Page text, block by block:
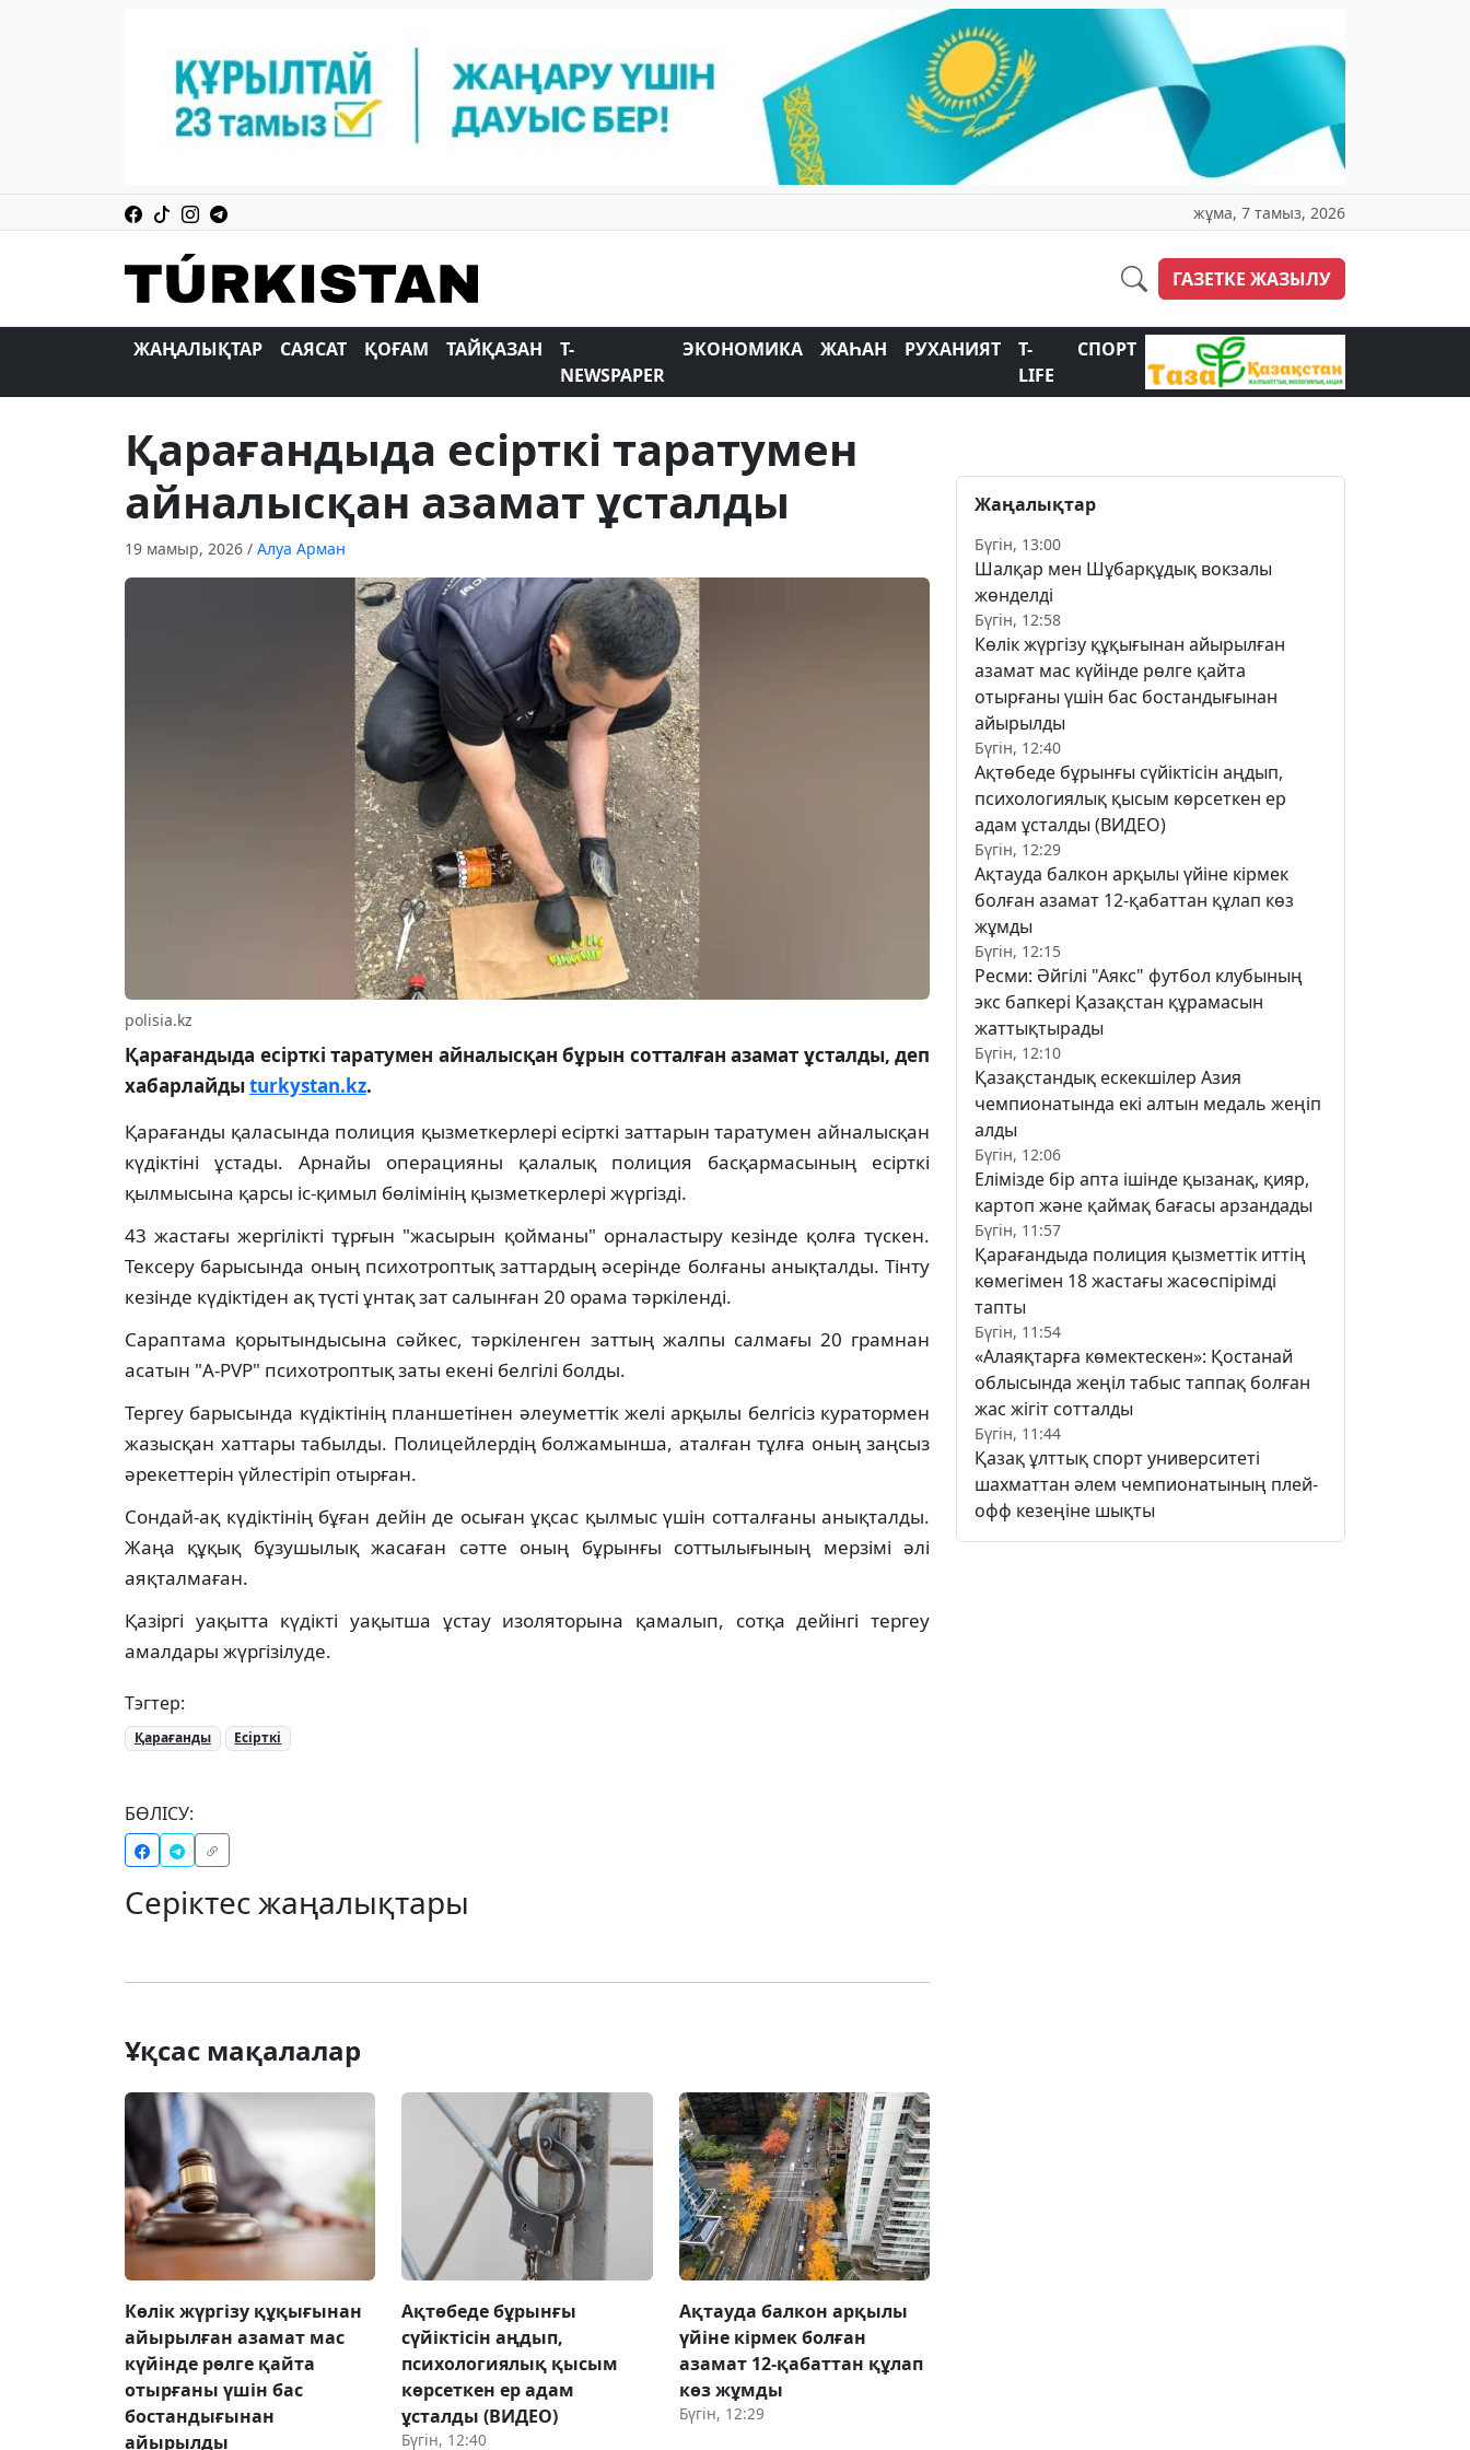
жұма, 7 тамыз, 2026
ГАЗЕТКЕ ЖАЗЫЛУ
ЖАҢАЛЫҚТАР САЯСАТ ҚОҒАМ ТАЙҚАЗАН
T-
NEWSPAPER
ЭКОНОМИКА ЖАҺАН РУХАНИЯТ
T-
LIFE
СПОРТ
Қарағандыда есірткі таратумен
айналысқан азамат ұсталды
19 мамыр, 2026 / Алуа Арман
polisia.kz
Қарағандыда есірткі таратумен айналысқан бұрын сотталған азамат ұсталды, деп
хабарлайдыturkystan.kz.
Қарағанды қаласында полиция қызметкерлері есірткі заттарын таратумен айналысқан
күдіктіні ұстады. Арнайы операцияны қалалық полиция басқармасының есірткі
қылмысына қарсы іс-қимыл бөлімінің қызметкерлері жүргізді.
43 жастағы жергілікті тұрғын "жасырын қойманы" орналастыру кезінде қолға түскен.
Тексеру барысында оның психотроптық заттардың әсерінде болғаны анықталды. Тінту
кезінде күдіктіден ақ түсті ұнтақ зат салынған 20 орама тәркіленді.
Сараптама қорытындысына сәйкес, тәркіленген заттың жалпы салмағы 20 грамнан
асатын "A-PVP" психотроптық заты екені белгілі болды.
Тергеу барысында күдіктінің планшетінен әлеуметтік желі арқылы белгісіз куратормен
жазысқан хаттары табылды. Полицейлердің болжамынша, аталған тұлға оның заңсыз
әрекеттерін үйлестіріп отырған.
Сондай-ақ күдіктінің бұған дейін де осыған ұқсас қылмыс үшін сотталғаны анықталды.
Жаңа құқық бұзушылық жасаған сәтте оның бұрынғы соттылығының мерзімі әлі
аяқталмаған.
Қазіргі уақытта күдікті уақытша ұстау изоляторына қамалып, сотқа дейінгі тергеу
амалдары жүргізілуде.
Тэгтер:
Қарағанды Есірткі
БӨЛІСУ:
Серіктес жаңалықтары
Ұқсас мақалалар
Көлік жүргізу құқығынан
айырылған азамат мас
күйінде рөлге қайта
отырғаны үшін бас
бостандығынан
айырылды
Ақтөбеде бұрынғы
сүйіктісін аңдып,
психологиялық қысым
көрсеткен ер адам
ұсталды (ВИДЕО)
Бүгін, 12:40
Ақтауда балкон арқылы
үйіне кірмек болған
азамат 12-қабаттан құлап
көз жұмды
Бүгін, 12:29
Жаңалықтар
Бүгін, 13:00
Шалқар мен Шұбарқұдық вокзалы
жөнделді
Бүгін, 12:58
Көлік жүргізу құқығынан айырылған
азамат мас күйінде рөлге қайта
отырғаны үшін бас бостандығынан
айырылды
Бүгін, 12:40
Ақтөбеде бұрынғы сүйіктісін аңдып,
психологиялық қысым көрсеткен ер
адам ұсталды (ВИДЕО)
Бүгін, 12:29
Ақтауда балкон арқылы үйіне кірмек
болған азамат 12-қабаттан құлап көз
жұмды
Бүгін, 12:15
Ресми: Әйгілі "Аякс" футбол клубының
экс бапкері Қазақстан құрамасын
жаттықтырады
Бүгін, 12:10
Қазақстандық ескекшілер Азия
чемпионатында екі алтын медаль жеңіп
алды
Бүгін, 12:06
Елімізде бір апта ішінде қызанақ, қияр,
картоп және қаймақ бағасы арзандады
Бүгін, 11:57
Қарағандыда полиция қызметтік иттің
көмегімен 18 жастағы жасөспірімді
тапты
Бүгін, 11:54
«Алаяқтарға көмектескен»: Қостанай
облысында жеңіл табыс таппақ болған
жас жігіт сотталды
Бүгін, 11:44
Қазақ ұлттық спорт университеті
шахматтан әлем чемпионатының плей-
офф кезеңіне шықты